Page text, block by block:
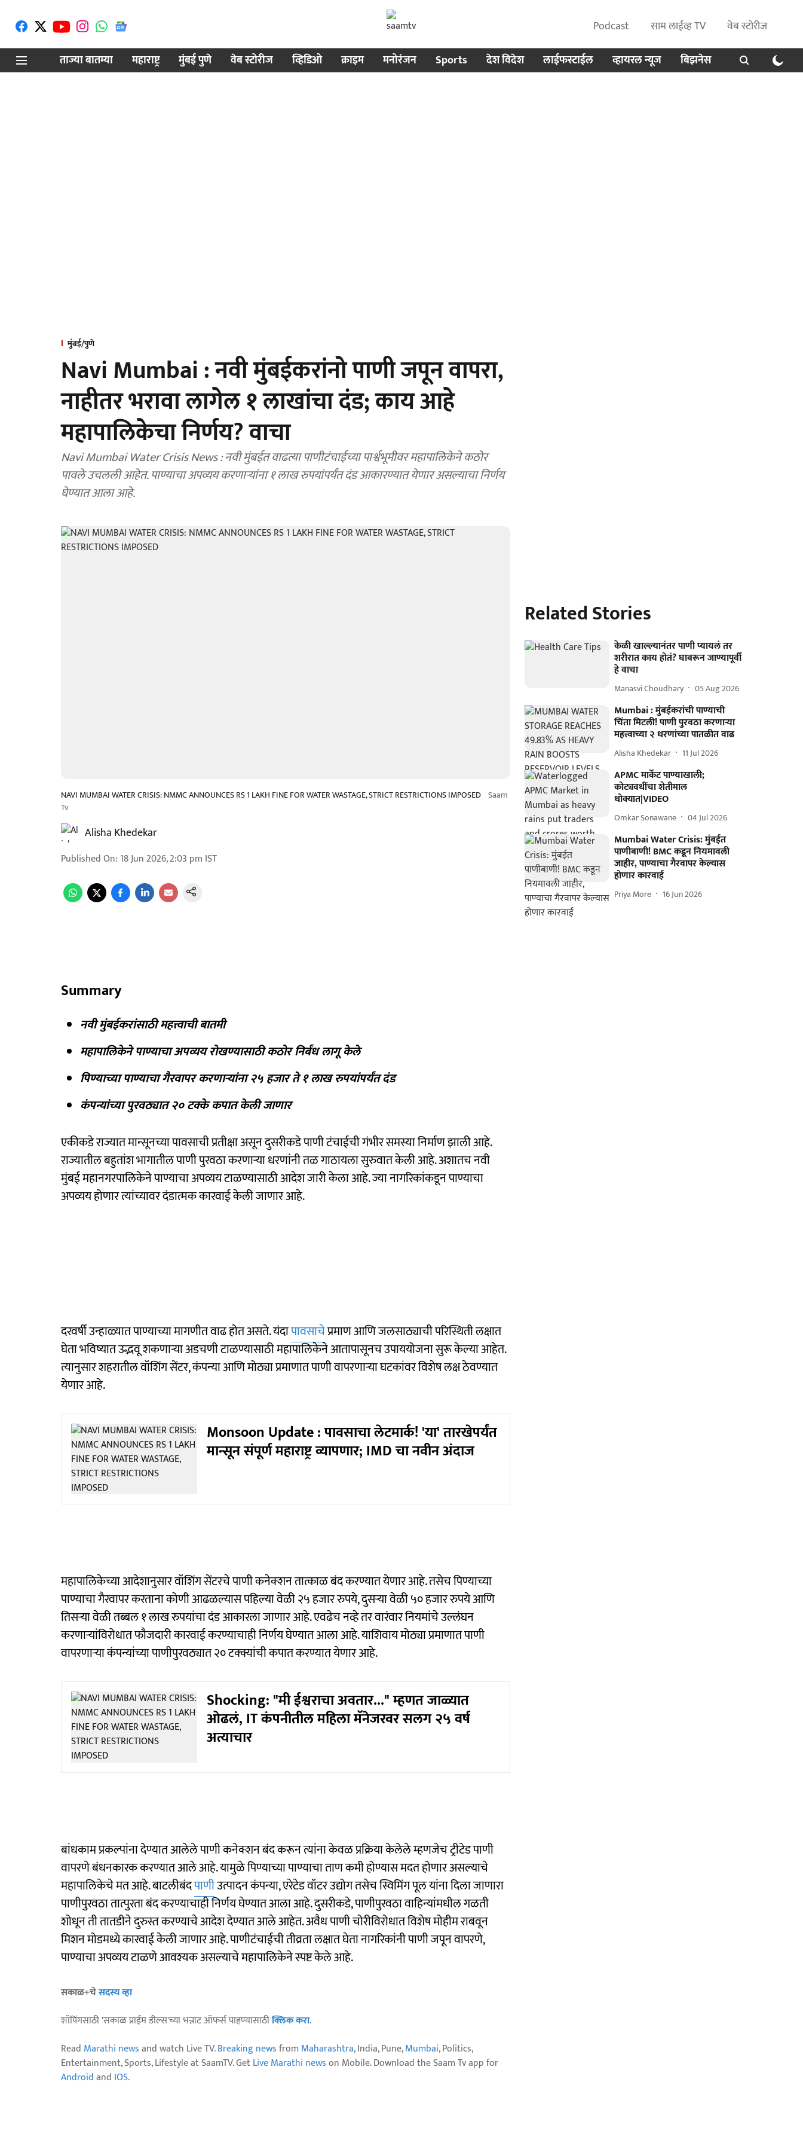
Podcast साम लाईव्ह TV
वेब स्टोरीज
ताज्या बातम्या
महाराष्ट्र मुंबई पुणे वेब स्टोरीज व्हिडिओ क्राइम मनोरंजन Sports देश विदेश लाईफस्टाईल व्हायरल न्यूज बिझनेस
मुंबई/पुणे
Navi Mumbai : नवी मुंबईकरांनो पाणी जपून वापरा,
नाहीतर भरावा लागेल १ लाखांचा दंड; काय आहे
महापालिकेचा निर्णय? वाचा
Navi Mumbai Water Crisis News : नवी मुंबईत वाढत्या पाणीटंचाईच्या पार्श्वभूमीवर महापालिकेने कठोर
पावले उचलली आहेत. पाण्याचा अपव्यय करणाऱ्यांना १ लाख रुपयांपर्यंत दंड आकारण्यात येणार असल्याचा निर्णय
घेण्यात आला आहे.
NAVI MUMBAI WATER CRISIS: NMMC ANNOUNCES RS 1 LAKH FINE FOR WATER WASTAGE, STRICT RESTRICTIONS IMPOSED Saam
Tv
Alisha Khedekar
Published On: 18 Jun 2026, 2:03 pm IST
Summary
नवी मुंबईकरांसाठी महत्त्वाची बातमी
महापालिकेने पाण्याचा अपव्यय रोखण्यासाठी कठोर निर्बंध लागू केले
पिण्याच्या पाण्याचा गैरवापर करणाऱ्यांना २५ हजार ते १ लाख रुपयांपर्यंत दंड
कंपन्यांच्या पुरवठ्यात २० टक्के कपात केली जाणार
एकीकडे राज्यात मान्सूनच्या पावसाची प्रतीक्षा असून दुसरीकडे पाणी टंचाईची गंभीर समस्या निर्माण झाली आहे.
राज्यातील बहुतांश भागातील पाणी पुरवठा करणाऱ्या धरणांनी तळ गाठायला सुरुवात केली आहे. अशातच नवी
मुंबई महानगरपालिकेने पाण्याचा अपव्यय टाळण्यासाठी आदेश जारी केला आहे. ज्या नागरिकांकडून पाण्याचा
अपव्यय होणार त्यांच्यावर दंडात्मक कारवाई केली जाणार आहे.
दरवर्षी उन्हाळ्यात पाण्याच्या मागणीत वाढ होत असते. यंदापावसाचेप्रमाण आणि जलसाठ्याची परिस्थिती लक्षात
घेता भविष्यात उद्भवू शकणाऱ्या अडचणी टाळण्यासाठी महापालिकेने आतापासूनच उपाययोजना सुरू केल्या आहेत.
त्यानुसार शहरातील वॉशिंग सेंटर, कंपन्या आणि मोठ्या प्रमाणात पाणी वापरणाऱ्या घटकांवर विशेष लक्ष ठेवण्यात
येणार आहे.
Monsoon Update : पावसाचा लेटमार्क! 'या' तारखेपर्यंत
मान्सून संपूर्ण महाराष्ट्र व्यापणार; IMD चा नवीन अंदाज
महापालिकेच्या आदेशानुसार वॉशिंग सेंटरचे पाणी कनेक्शन तात्काळ बंद करण्यात येणार आहे. तसेच पिण्याच्या
पाण्याचा गैरवापर करताना कोणी आढळल्यास पहिल्या वेळी २५ हजार रुपये, दुसऱ्या वेळी ५० हजार रुपये आणि
तिसऱ्या वेळी तब्बल १ लाख रुपयांचा दंड आकारला जाणार आहे. एवढेच नव्हे तर वारंवार नियमांचे उल्लंघन
करणाऱ्यांविरोधात फौजदारी कारवाई करण्याचाही निर्णय घेण्यात आला आहे. याशिवाय मोठ्या प्रमाणात पाणी
वापरणाऱ्या कंपन्यांच्या पाणीपुरवठ्यात २० टक्क्यांची कपात करण्यात येणार आहे.
Shocking: "मी ईश्वराचा अवतार..." म्हणत जाळ्यात
ओढलं, IT कंपनीतील महिला मॅनेजरवर सलग २५ वर्ष
अत्याचार
बांधकाम प्रकल्पांना देण्यात आलेले पाणी कनेक्शन बंद करून त्यांना केवळ प्रक्रिया केलेले म्हणजेच ट्रीटेड पाणी
वापरणे बंधनकारक करण्यात आले आहे. यामुळे पिण्याच्या पाण्याचा ताण कमी होण्यास मदत होणार असल्याचे
महापालिकेचे मत आहे. बाटलीबंदपाणीउत्पादन कंपन्या, एरेटेड वॉटर उद्योग तसेच स्विमिंग पूल यांना दिला जाणारा
पाणीपुरवठा तात्पुरता बंद करण्याचाही निर्णय घेण्यात आला आहे. दुसरीकडे, पाणीपुरवठा वाहिन्यांमधील गळती
शोधून ती तातडीने दुरुस्त करण्याचे आदेश देण्यात आले आहेत. अवैध पाणी चोरीविरोधात विशेष मोहीम राबवून
मिशन मोडमध्ये कारवाई केली जाणार आहे. पाणीटंचाईची तीव्रता लक्षात घेता नागरिकांनी पाणी जपून वापरणे,
पाण्याचा अपव्यय टाळणे आवश्यक असल्याचे महापालिकेने स्पष्ट केले आहे.
सकाळ+चेसदस्य व्हा
शॉपिंगसाठी 'सकाळ प्राईम डील्स'च्या भन्नाट ऑफर्स पाहण्यासाठीक्लिक करा.
Read Marathi newsand watch Live TV.Breaking newsfrom Maharashtra, India, Pune,Mumbai, Politics,
Entertainment, Sports, Lifestyle at SaamTV. GetLive Marathi newson Mobile. Download the Saam Tv app for
Androidand IOS.
Related Stories
केळी खाल्ल्यानंतर पाणी प्यायलं तर
शरीरात काय होतं? घाबरून जाण्यापूर्वी
हे वाचा
Manasvi Choudhary 05 Aug 2026
Mumbai : मुंबईकरांची पाण्याची
चिंता मिटली! पाणी पुरवठा करणाऱ्या
महत्त्वाच्या २ धरणांच्या पातळीत वाढ
Alisha Khedekar 11 Jul 2026
APMC मार्केट पाण्याखाली;
कोट्यवधींचा शेतीमाल
धोक्यात|VIDEO
Omkar Sonawane 04 Jul 2026
Mumbai Water Crisis: मुंबईत
पाणीबाणी! BMC कडून नियमावली
जाहीर, पाण्याचा गैरवापर केल्यास
होणार कारवाई
Priya More 16 Jun 2026